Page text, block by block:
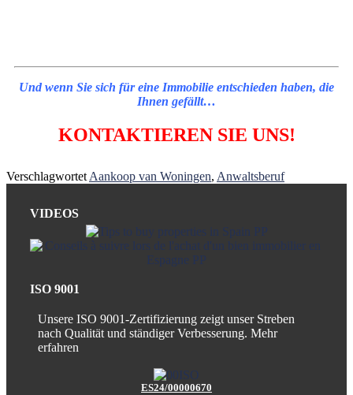
Und wenn Sie sich für eine Immobilie entschieden haben, die
Ihnen gefällt…
KONTAKTIEREN SIE UNS!
Verschlagwortet Aankoop van Woningen, Anwaltsberuf
VIDEOS
ISO 9001
Unsere ISO 9001-Zertifizierung zeigt unser Streben
nach Qualität und ständiger Verbesserung. Mehr
erfahren
ES24/00000670